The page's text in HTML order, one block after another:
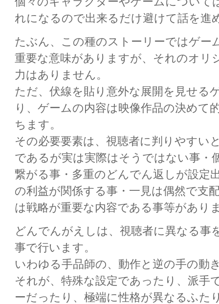
れになるので出来るだけ避けて話を進
たぶん、この種のストーリーではゲー
重要な意味がありますが、それのオリ
力はありません。
ただ、伏線を貼り意外な展開を見せる
り、ゲームの内容は映像作品の決めて
ちます。
その必要要素は、視聴者に判りやすい
であるが実は実際はそうではない事・
繋がる事・多重のどんでん返しが設定
の利益が関係する事・一見は偶然で支
は戦略が重要な内容である事等があり
どんでんがえしは、視聴者に異なる事
事で行います。
いわゆる手品師の、動作と逆の手の動
それが、特殊な設定であったり、派手
ーだったり、極端に性格が異なるふた